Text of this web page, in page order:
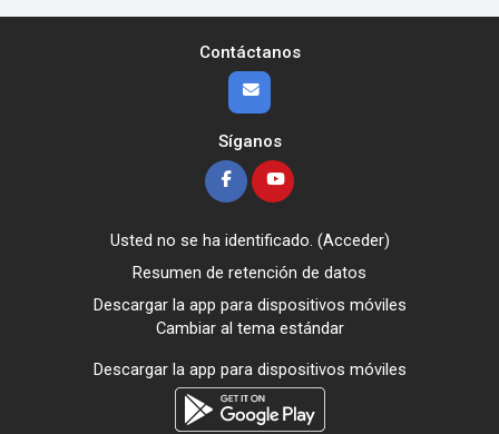
Contáctanos
Síganos
Usted no se ha identificado. (Acceder)
Resumen de retención de datos
Descargar la app para dispositivos móviles
Cambiar al tema estándar
Descargar la app para dispositivos móviles